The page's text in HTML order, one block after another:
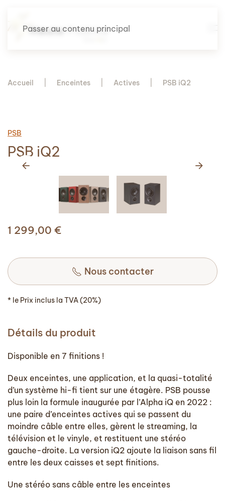
Passer au contenu principal
Accueil Enceintes Actives PSB iQ2
PSB
PSB iQ2
1 299,00 €
Nous contacter
* le Prix inclus la TVA (20%)
Détails du produit
Disponible en 7 finitions !
Deux enceintes, une application, et la quasi-totalité
d’un système hi-fi tient sur une étagère. PSB pousse
plus loin la formule inaugurée par l’Alpha iQ en 2022 :
une paire d’enceintes actives qui se passent du
moindre câble entre elles, gèrent le streaming, la
télévision et le vinyle, et restituent une stéréo
gauche-droite. La version iQ2 ajoute la liaison sans fil
entre les deux caisses et sept finitions.
Une stéréo sans câble entre les enceintes